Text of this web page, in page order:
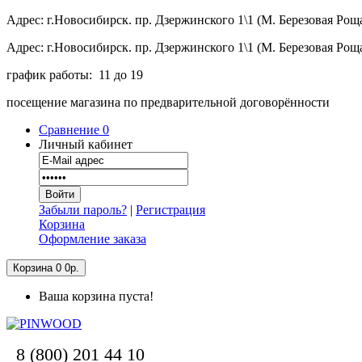
Адрес: г.Новосибирск. пр. Дзержинского 1\1 (М. Березовая
Адрес: г.Новосибирск. пр. Дзержинского 1\1 (М. Березовая
график работы: 11 до 19
посещение магазина по предварительной договорённости
Сравнение 0
Личный кабинет
Забыли пароль? | Регистрация
Корзина
Оформление заказа
Корзина 0 0р.
Ваша корзина пуста!
8 (800) 201 44 10